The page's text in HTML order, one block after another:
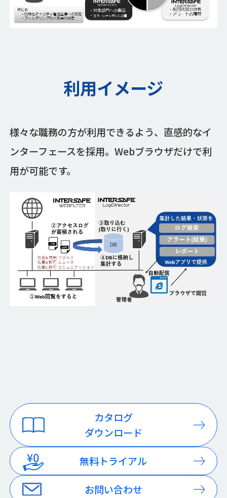
利用イメージ
様々な職務の方が利用できるよう、直感的なイ
ンターフェースを採用。Webブラウザだけで利
用が可能です。
カタログ
ダウンロード
無料トライアル
お問い合わせ